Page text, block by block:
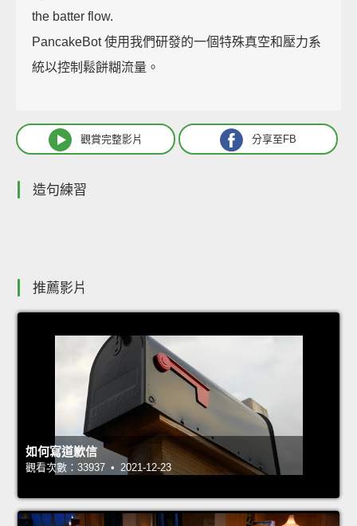
the batter flow.
PancakeBot 使用我們研發的一個特殊真空和壓力系
統以控制鬆餅糊流量。
觀賞完整影片 分享至FB
造句練習
推薦影片
如何寫道歉信
觀看次數：33937 • 2021-12-23